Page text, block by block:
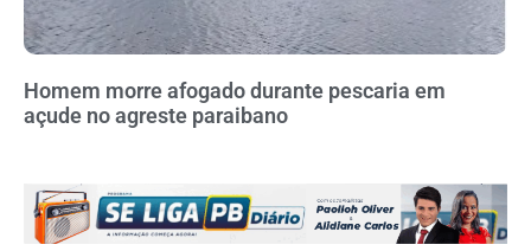
Homem morre afogado durante pescaria em
açude no agreste paraibano